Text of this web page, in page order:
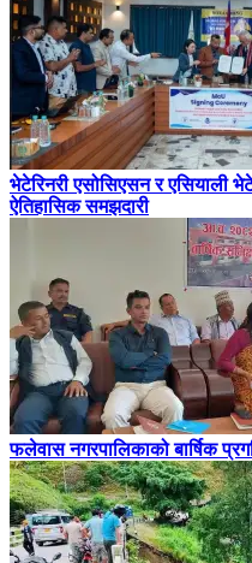
भेटेरिनरी एसोसिएसन र एसियाली
ऐतिहासिक समझदारी
फलेवास नगरपालिकाको बार्षिक